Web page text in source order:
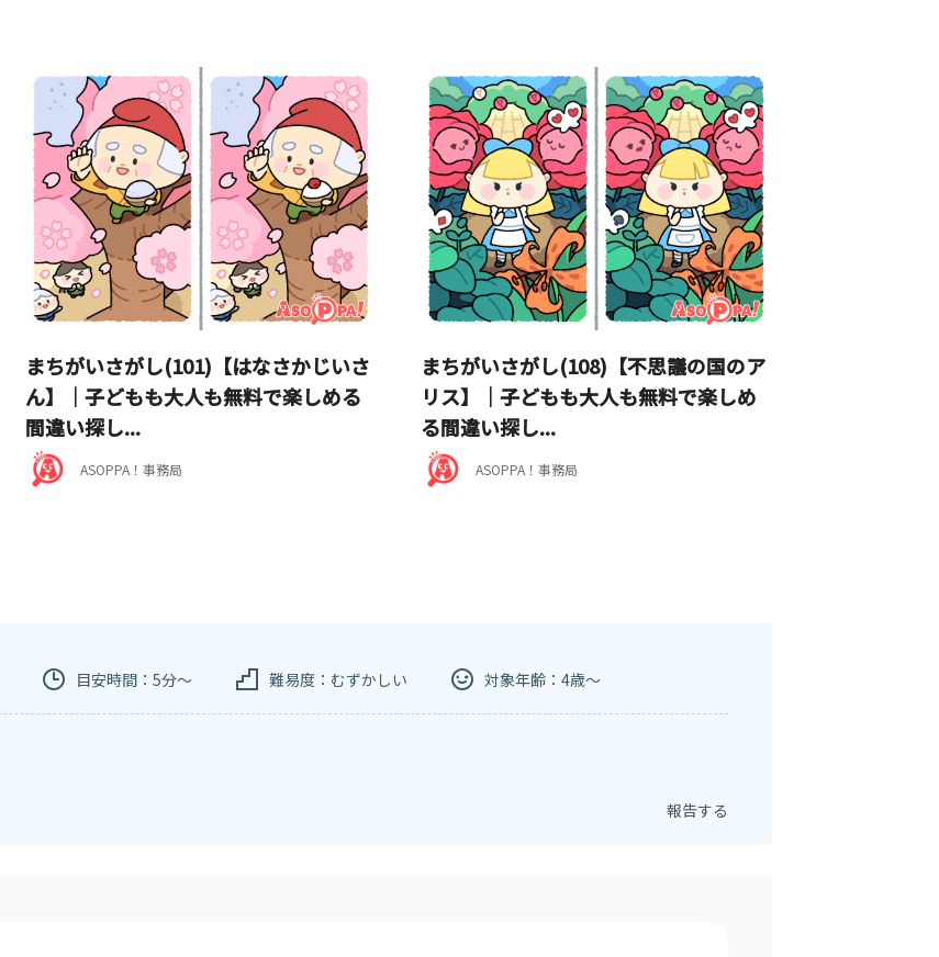
まちがいさがし(101)【はなさかじいさ
ん】｜子どもも大人も無料で楽しめる
間違い探し...
ASOPPA！事務局
まちがいさがし(108)【不思議の国のア
リス】｜子どもも大人も無料で楽しめ
る間違い探し...
ASOPPA！事務局
目安時間：5分～ 難易度：むずかしい 対象年齢：4歳～
報告する